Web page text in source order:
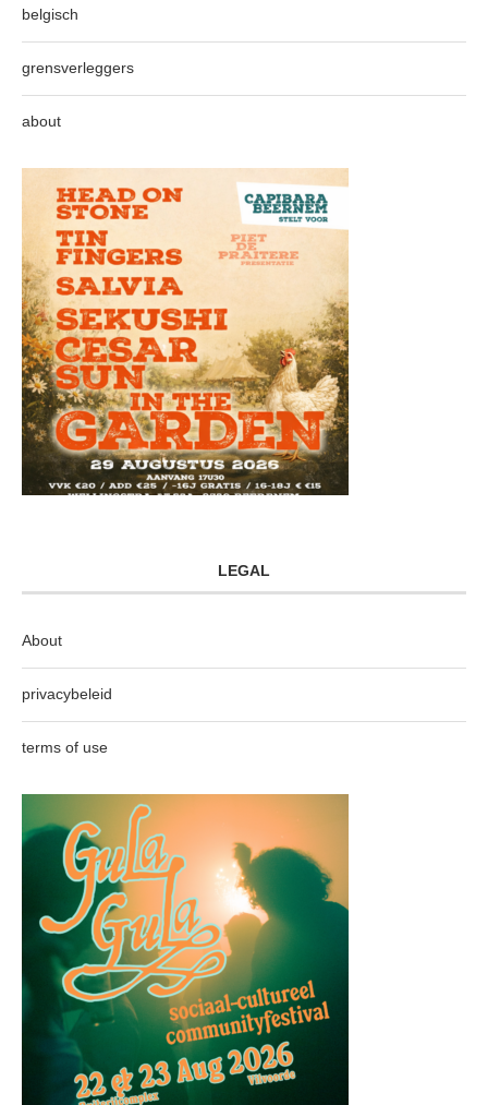
belgisch
grensverleggers
about
LEGAL
About
privacybeleid
terms of use